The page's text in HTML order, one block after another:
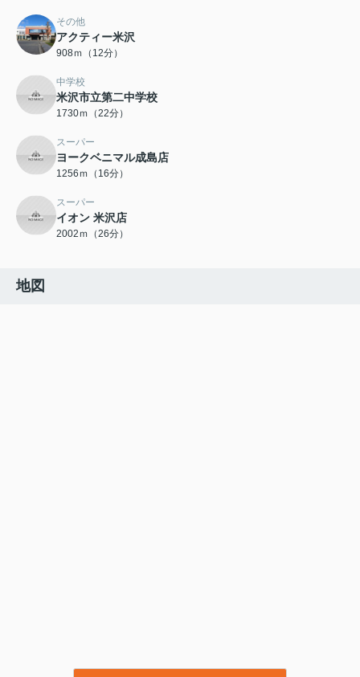
その他
アクティー米沢
908ｍ（12分）
中学校
米沢市立第二中学校
1730ｍ（22分）
スーパー
ヨークベニマル成島店
1256ｍ（16分）
スーパー
イオン 米沢店
2002ｍ（26分）
地図